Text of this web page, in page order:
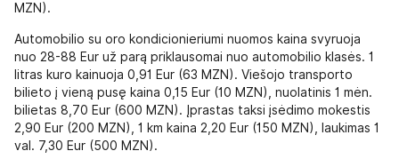
MZN).
Automobilio su oro kondicionieriumi nuomos kaina svyruoja
nuo 28-88 Eur už parą priklausomai nuo automobilio klasės. 1
litras kuro kainuoja 0,91 Eur (63 MZN). Viešojo transporto
bilieto į vieną pusę kaina 0,15 Eur (10 MZN), nuolatinis 1 mėn.
bilietas 8,70 Eur (600 MZN). Įprastas taksi įsėdimo mokestis
2,90 Eur (200 MZN), 1 km kaina 2,20 Eur (150 MZN), laukimas 1
val. 7,30 Eur (500 MZN).